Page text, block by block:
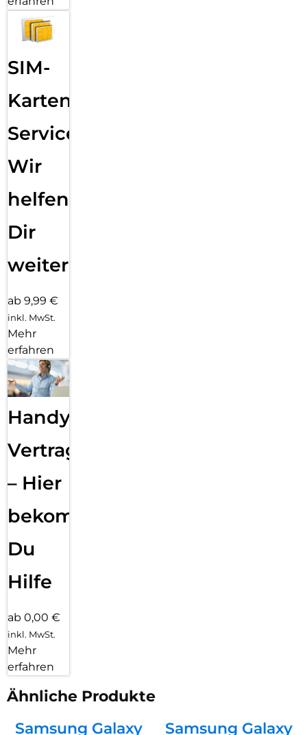
SIM-
Karten
Service:
Wir
helfen
Dir
weiter
ab 9,99 €
inkl. MwSt.
Mehr
erfahren
Handy
Vertragsabwicklung
– Hier
bekommst
Du
Hilfe
ab 0,00 €
inkl. MwSt.
Mehr
erfahren
Ähnliche Produkte
Samsung Galaxy
Samsung Galaxy